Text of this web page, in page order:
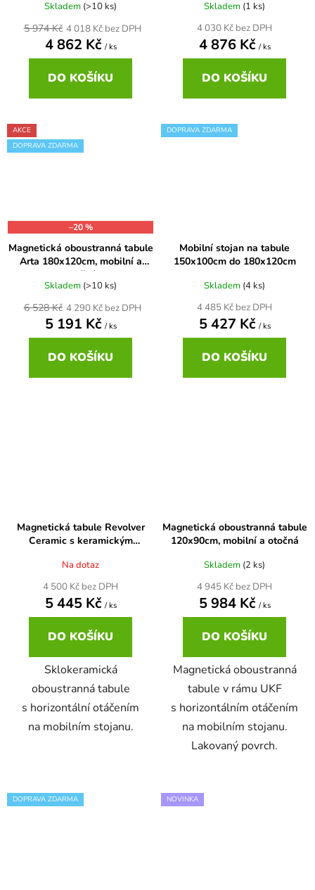
Skladem (>10 ks)
4 018 Kč bez DPH
4 862 Kč / ks
5 974 Kč
DO KOŠÍKU
Skladem (1 ks)
4 030 Kč bez DPH
4 876 Kč / ks
DO KOŠÍKU
AKCE
DOPRAVA ZDARMA
–20 %
Magnetická oboustranná tabule
Arta 180x120cm, mobilní a
otočná
Skladem (>10 ks)
4 290 Kč bez DPH
5 191 Kč / ks
6 528 Kč
DO KOŠÍKU
DOPRAVA ZDARMA
Mobilní stojan na tabule
150x100cm do 180x120cm
Skladem (4 ks)
4 485 Kč bez DPH
5 427 Kč / ks
DO KOŠÍKU
Magnetická tabule Revolver
Ceramic s keramickým
Na dotaz
4 500 Kč bez DPH
5 445 Kč / ks
DO KOŠÍKU
Sklokeramická
oboustranná tabule
s horizontální otáčením
na mobilním stojanu.
Magnetická oboustranná tabule
120x90cm, mobilní a otočná
Skladem (2 ks)
4 945 Kč bez DPH
5 984 Kč / ks
DO KOŠÍKU
Magnetická oboustranná
tabule v rámu UKF
s horizontálním otáčením
na mobilním stojanu.
Lakovaný povrch.
DOPRAVA ZDARMA NOVINKA